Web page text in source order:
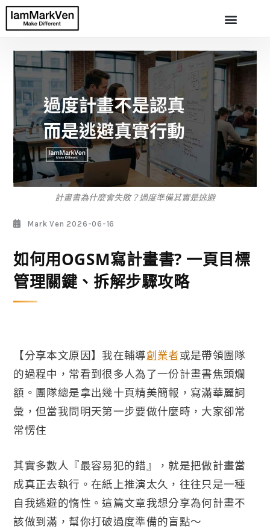
計畫書為什麼會失敗？過度準備其實是逃避
Mark Ven 2026-06-16
如何用OGSM寫計畫書? 一頁目標
管理關鍵、拆解步驟攻略
【分享本文原因】我在輔導創業者或是帶領團隊
的過程中，常看到很多人為了一份計畫書焦頭爛
額。團隊總是拿出幾十頁精美簡報，寫滿華麗詞
彙，但當我問明天第一步要做什麼時，大家卻常
常愣住
其實多數人『最容易犯的錯』，就是把做計畫當
成真正去執行。在紙上推演太久，往往只是一種
自我逃避的惰性。這篇文章我想分享為何計畫不
該做到滿，幫你打破過度準備的盲點～